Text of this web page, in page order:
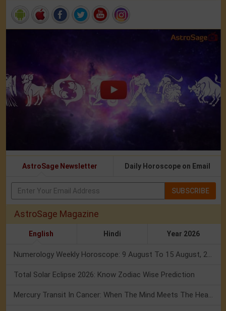
AstroSage Newsletter Daily Horoscope on Email
SUBSCRIBE
AstroSage Magazine
English Hindi Year 2026
Total Solar Eclipse 2026: Know Zodiac Wise Prediction